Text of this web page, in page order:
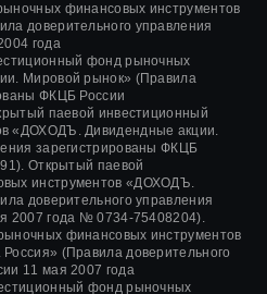
финансовых инструментов
доверительного управления
года
фонд рыночных
Мировой рынок» (Правила
ФКЦБ России
паевой инвестиционный
«ДОХОДЪ. Дивидендные акции.
зарегистрированы ФКЦБ
Открытый паевой
инструментов «ДОХОДЪ.
доверительного управления
2007 года № 0734-75408204).
финансовых инструментов
(Правила доверительного
11 мая 2007 года
фонд рыночных